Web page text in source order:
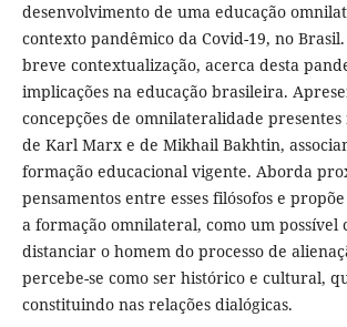
desenvolvimento de uma educação
contexto pandêmico da Covid-19, no
breve contextualização, acerca desta
implicações na educação brasileira.
concepções de omnilateralidade
de Karl Marx e de Mikhail Bakhtin,
formação educacional vigente. Aborda
pensamentos entre esses filósofos e
a formação omnilateral, como um possível
distanciar o homem do processo de
percebe-se como ser histórico e cultural,
constituindo nas relações dialógicas.